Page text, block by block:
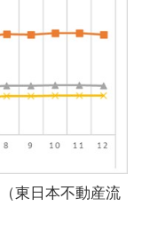
（東日本不動産流